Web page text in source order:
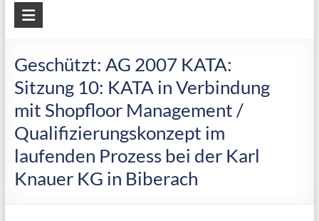
AWF
wirtschaftliche
Fertigung
Geschützt: AG 2007 KATA:
Sitzung 10: KATA in Verbindung
mit Shopfloor Management /
Qualifizierungskonzept im
laufenden Prozess bei der Karl
Knauer KG in Biberach